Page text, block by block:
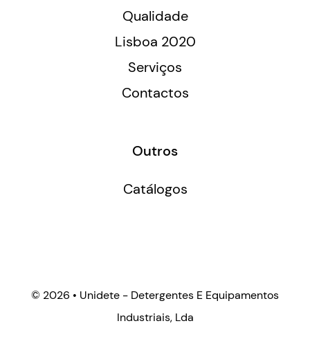
Qualidade
Lisboa 2020
Serviços
Contactos
Outros
Catálogos
© 2026 • Unidete - Detergentes E Equipamentos
Industriais, Lda